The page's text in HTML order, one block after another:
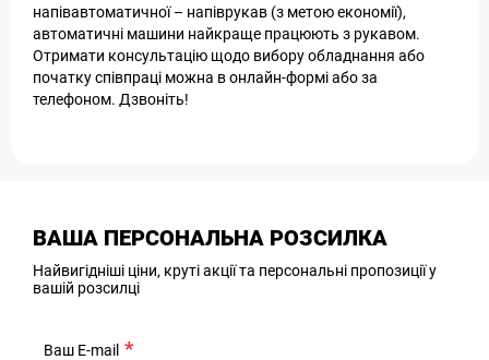
напівавтоматичної – напіврукав (з метою економії),
автоматичні машини найкраще працюють з рукавом.
Отримати консультацію щодо вибору обладнання або
початку співпраці можна в онлайн-формі або за
телефоном. Дзвоніть!
ВАША ПЕРСОНАЛЬНА РОЗСИЛКА
Найвигідніші ціни, круті акції та персональні пропозиції у
вашій розсилці
Ваш E-mail